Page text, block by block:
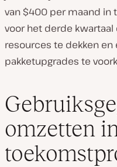
van $400 per maand in
voor het derde
resources te dekken en
pakketupgrades te
omzetten